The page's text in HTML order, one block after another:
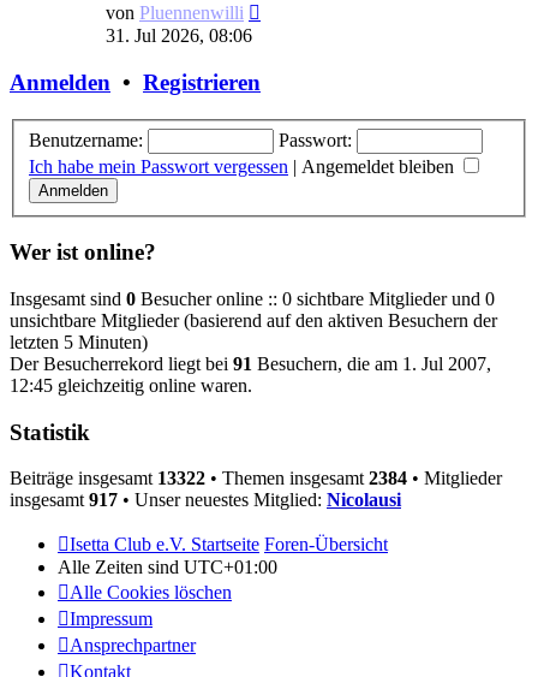
von Pluennenwilli
31. Jul 2026, 08:06
Anmelden • Registrieren
Benutzername:
Passwort:
Ich habe mein Passwort vergessen | Angemeldet bleiben
Wer ist online?
Insgesamt sind 0 Besucher online :: 0 sichtbare Mitglieder und 0
unsichtbare Mitglieder (basierend auf den aktiven Besuchern der
letzten 5 Minuten)
Der Besucherrekord liegt bei 91 Besuchern, die am 1. Jul 2007,
12:45 gleichzeitig online waren.
Statistik
Beiträge insgesamt 13322 • Themen insgesamt 2384 • Mitglieder
insgesamt 917 • Unser neuestes Mitglied: Nicolausi
Isetta Club e.V. Startseite Foren-Übersicht
Alle Zeiten sind UTC+01:00
Alle Cookies löschen
Impressum
Ansprechpartner
Kontakt